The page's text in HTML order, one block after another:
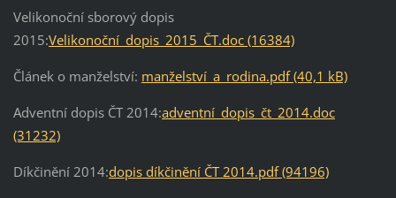
Velikonoční sborový dopis
2015:Velikonoční_dopis_2015_ČT.doc (16384)
Článek o manželství: manželství_a_rodina.pdf (40,1 kB)
Adventní dopis ČT 2014:adventní_dopis_čt_2014.doc
(31232)
Díkčinění 2014:dopis díkčinění ČT 2014.pdf (94196)